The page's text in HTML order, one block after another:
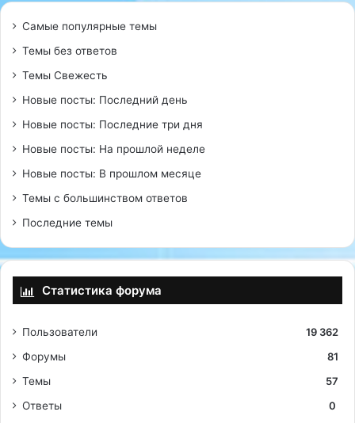
Самые популярные темы
Темы без ответов
Темы Свежесть
Новые посты: Последний день
Новые посты: Последние три дня
Новые посты: На прошлой неделе
Новые посты: В прошлом месяце
Темы с большинством ответов
Последние темы
Статистика форума
Пользователи
19 362
Форумы
81
Темы
57
Ответы
0